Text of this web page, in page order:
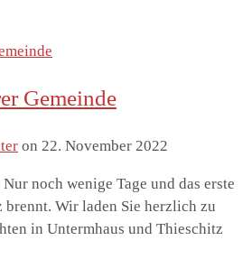
Thieschitz
Gemeinde
on 22. November 2022
noch wenige Tage und das erste
Wir laden Sie herzlich zu
in Untermhaus und Thieschitz